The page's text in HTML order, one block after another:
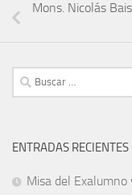
Mons. Nicolás
ENTRADAS RECIENTES
Misa del Exalumno